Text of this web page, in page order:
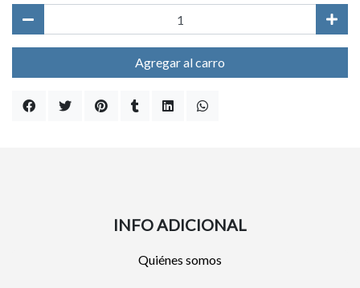
Agregar al carro
INFO ADICIONAL
Quiénes somos